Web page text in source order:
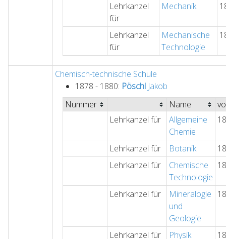
Lehrkanzel
für
Mechanik
Lehrkanzel
für
Mechanische
Technologie
Chemisch-technische Schule
1878 - 1880: Pöschl Jakob
Nummer
Name
Lehrkanzel für
Allgemeine
Chemie
Lehrkanzel für Botanik
Lehrkanzel für
Chemische
Technologie
Lehrkanzel für
Mineralogie
und
Geologie
Lehrkanzel für Physik